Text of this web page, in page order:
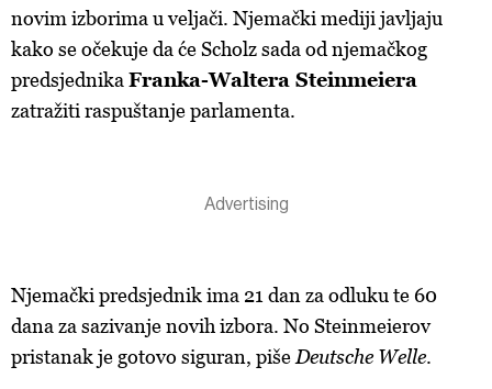
novim izborima u veljači. Njemački mediji javljaju
kako se očekuje da će Scholz sada od njemačkog
predsjednika Franka-Waltera Steinmeiera
zatražiti raspuštanje parlamenta.
Njemački predsjednik ima 21 dan za odluku te 60
dana za sazivanje novih izbora. No Steinmeierov
pristanak je gotovo siguran, piše Deutsche Welle.